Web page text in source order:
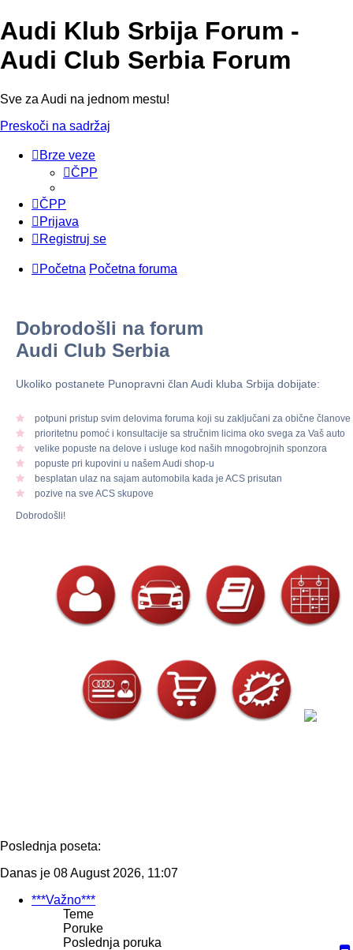
Audi Klub Srbija Forum -
Audi Club Serbia Forum
Sve za Audi na jednom mestu!
Preskoči na sadržaj
Brze veze
ČPP
ČPP
Prijava
Registruj se
Početna Početna foruma
Dobrodošli na forum
Audi Club Serbia
Ukoliko postanete Punopravni član Audi kluba Srbija dobijate:
potpuni pristup svim delovima foruma koji su zaključani za obične članove
prioritetnu pomoć i konsultacije sa stručnim licima oko svega za Vaš auto
velike popuste na delove i usluge kod naših mnogobrojnih sponzora
popuste pri kupovini u našem Audi shop-u
besplatan ulaz na sajam automobila kada je ACS prisutan
pozive na sve ACS skupove
Dobrodošli!
Poslednja poseta:
Danas je 08 August 2026, 11:07
***Važno***
Teme
Poruke
Poslednja poruka